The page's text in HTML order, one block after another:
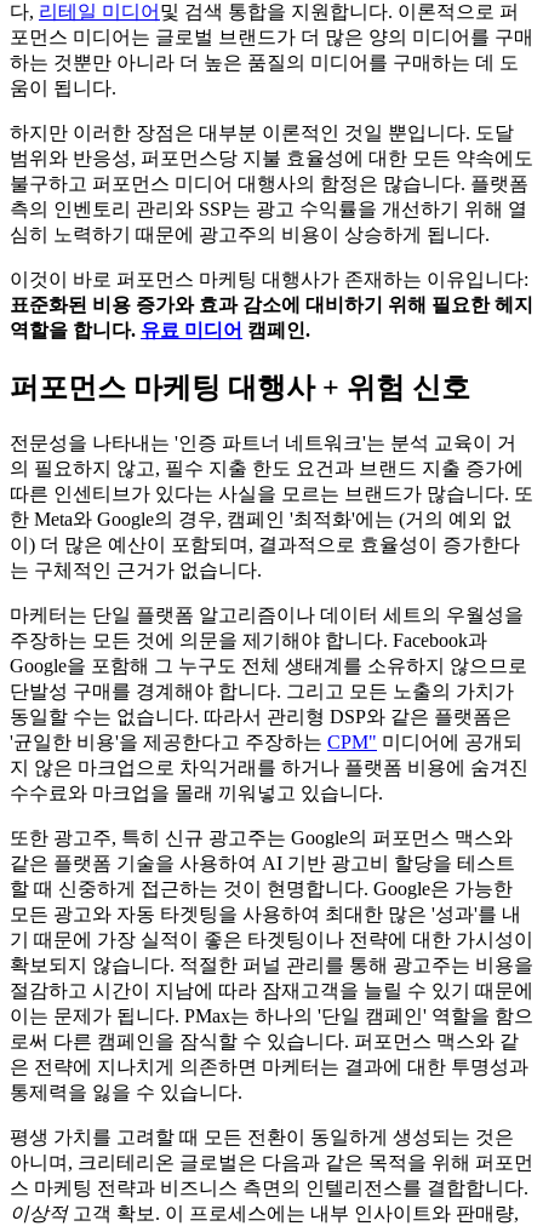
다, 리테일 미디어 및 검색 통합을 지원합니다. 이론적으로 퍼
포먼스 미디어는 글로벌 브랜드가 더 많은 양의 미디어를 구매
하는 것뿐만 아니라 더 높은 품질의 미디어를 구매하는 데 도
움이 됩니다.
하지만 이러한 장점은 대부분 이론적인 것일 뿐입니다. 도달
범위와 반응성, 퍼포먼스당 지불 효율성에 대한 모든 약속에도
불구하고 퍼포먼스 미디어 대행사의 함정은 많습니다. 플랫폼
측의 인벤토리 관리와 SSP는 광고 수익률을 개선하기 위해 열
심히 노력하기 때문에 광고주의 비용이 상승하게 됩니다.
이것이 바로 퍼포먼스 마케팅 대행사가 존재하는 이유입니다:
표준화된 비용 증가와 효과 감소에 대비하기 위해 필요한 헤지
역할을 합니다. 유료 미디어 캠페인.
퍼포먼스 마케팅 대행사 + 위험 신호
전문성을 나타내는 '인증 파트너 네트워크'는 분석 교육이 거
의 필요하지 않고, 필수 지출 한도 요건과 브랜드 지출 증가에
따른 인센티브가 있다는 사실을 모르는 브랜드가 많습니다. 또
한 Meta와 Google의 경우, 캠페인 '최적화'에는 (거의 예외 없
이) 더 많은 예산이 포함되며, 결과적으로 효율성이 증가한다
는 구체적인 근거가 없습니다.
마케터는 단일 플랫폼 알고리즘이나 데이터 세트의 우월성을
주장하는 모든 것에 의문을 제기해야 합니다. Facebook과
Google을 포함해 그 누구도 전체 생태계를 소유하지 않으므로
단발성 구매를 경계해야 합니다. 그리고 모든 노출의 가치가
동일할 수는 없습니다. 따라서 관리형 DSP와 같은 플랫폼은
'균일한 비용'을 제공한다고 주장하는 CPM" 미디어에 공개되
지 않은 마크업으로 차익거래를 하거나 플랫폼 비용에 숨겨진
수수료와 마크업을 몰래 끼워넣고 있습니다.
또한 광고주, 특히 신규 광고주는 Google의 퍼포먼스 맥스와
같은 플랫폼 기술을 사용하여 AI 기반 광고비 할당을 테스트
할 때 신중하게 접근하는 것이 현명합니다. Google은 가능한
모든 광고와 자동 타겟팅을 사용하여 최대한 많은 '성과'를 내
기 때문에 가장 실적이 좋은 타겟팅이나 전략에 대한 가시성이
확보되지 않습니다. 적절한 퍼널 관리를 통해 광고주는 비용을
절감하고 시간이 지남에 따라 잠재고객을 늘릴 수 있기 때문에
이는 문제가 됩니다. PMax는 하나의 '단일 캠페인' 역할을 함으
로써 다른 캠페인을 잠식할 수 있습니다. 퍼포먼스 맥스와 같
은 전략에 지나치게 의존하면 마케터는 결과에 대한 투명성과
통제력을 잃을 수 있습니다.
평생 가치를 고려할 때 모든 전환이 동일하게 생성되는 것은
아니며, 크리테리온 글로벌은 다음과 같은 목적을 위해 퍼포먼
스 마케팅 전략과 비즈니스 측면의 인텔리전스를 결합합니다.
이상적고객 확보. 이 프로세스에는 내부 인사이트와 판매량,